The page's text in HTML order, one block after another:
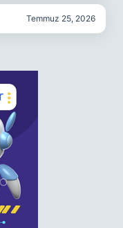
Temmuz 25, 2026